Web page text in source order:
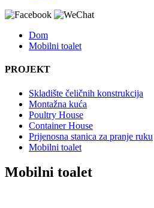
Dom
Mobilni toalet
PROJEKT
Skladište čeličnih konstrukcija
Montažna kuća
Poultry House
Container House
Prijenosna stanica za pranje ruku
Mobilni toalet
Mobilni toalet